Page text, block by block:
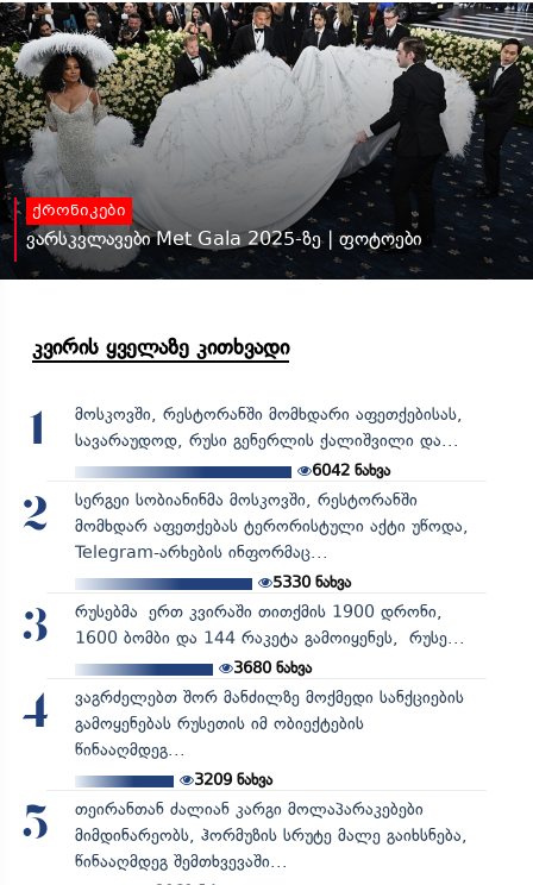
ქრონიკები
ვარსკვლავები Met Gala 2025-ზე | ფოტოები
კვირის ყველაზე კითხვადი
1
მოსკოვში, რესტორანში მომხდარი აფეთქებისას,
სავარაუდოდ, რუსი გენერლის ქალიშვილი და...
6042 ნახვა
2
სერგეი სობიანინმა მოსკოვში, რესტორანში
მომხდარ აფეთქებას ტერორისტული აქტი უწოდა,
Telegram-არხების ინფორმაც...
5330ნახვა
3
რუსებმა ერთ კვირაში თითქმის 1900 დრონი,
1600 ბომბი და 144 რაკეტა გამოიყენეს, რუსე...
3680ნახვა
4
ვაგრძელებთ შორ მანძილზე მოქმედი სანქციების
გამოყენებას რუსეთის იმ ობიექტების
წინააღმდეგ...
3209ნახვა
5
თეირანთან ძალიან კარგი მოლაპარაკებები
მიმდინარეობს, ჰორმუზის სრუტე მალე გაიხსნება,
წინააღმდეგ შემთხვევაში...